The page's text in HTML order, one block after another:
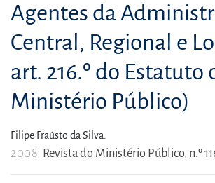
Agentes da
Central, Regional e
art. 216.º do Estatuto
Ministério Público)
Filipe Fraústo da Silva.
2008 Revista do Ministério Público, n.º